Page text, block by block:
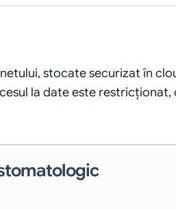
stocate securizat în
la date este